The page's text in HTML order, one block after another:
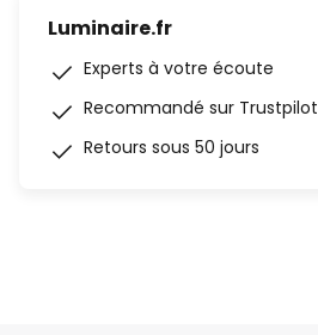
Luminaire.fr
Experts à votre écoute
Recommandé sur Trustpilot
Retours sous 50 jours